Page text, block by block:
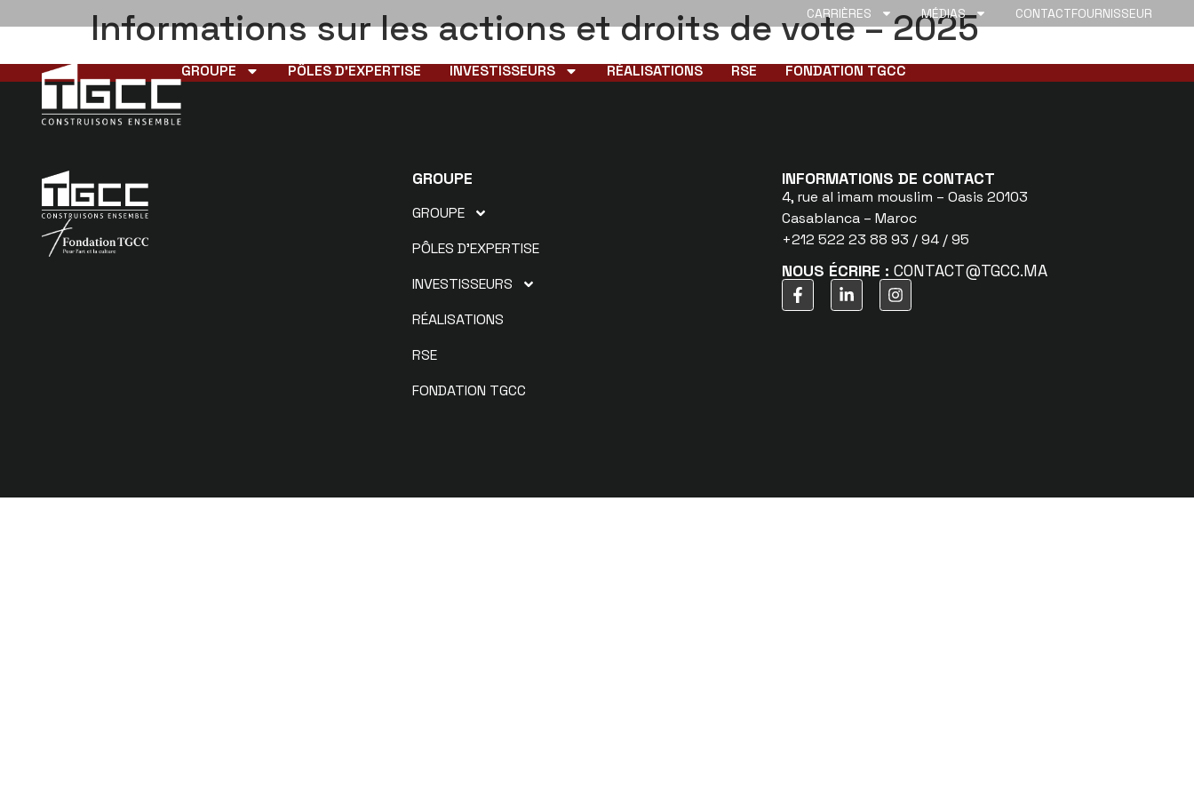
CARRIÈRES MÉDIAS CONTACTFOURNISSEUR
GROUPE PÔLES D’EXPERTISE INVESTISSEURS RÉALISATIONS RSE FONDATION TGCC
Informations sur les actions et droits de vote – 2025
GROUPE
GROUPE
PÔLES D’EXPERTISE
INVESTISSEURS
RÉALISATIONS
RSE
FONDATION TGCC
INFORMATIONS DE CONTACT
4, rue al imam mouslim – Oasis 20103
Casablanca – Maroc
+212 522 23 88 93 / 94 / 95
NOUS ÉCRIRE : CONTACT@TGCC.MA